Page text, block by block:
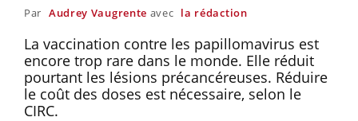
Par Audrey Vaugrente avec la rédaction
La vaccination contre les papillomavirus est
encore trop rare dans le monde. Elle réduit
pourtant les lésions précancéreuses. Réduire
le coût des doses est nécessaire, selon le
CIRC.